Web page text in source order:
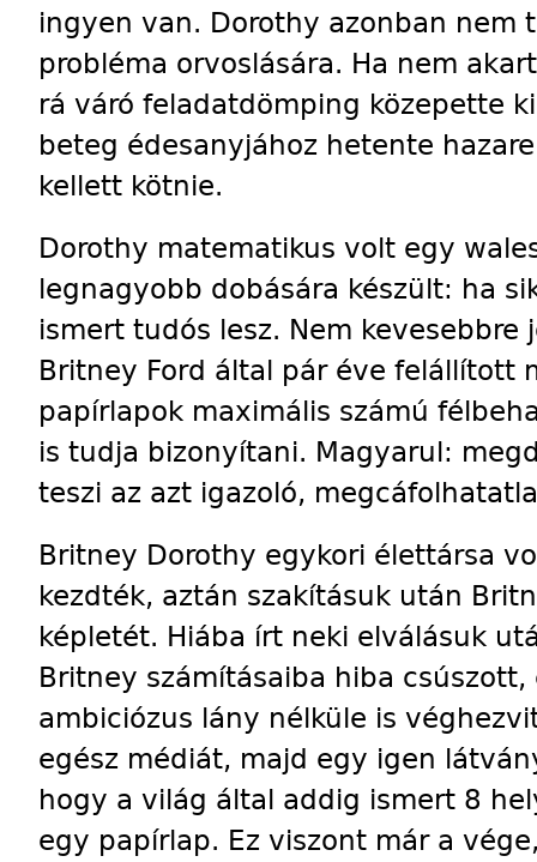
ingyen van. Dorothy azonban nem
probléma orvoslására. Ha nem
rá váró feladatdömping közepette
beteg édesanyjához hetente
kellett kötnie.
Dorothy matematikus volt egy
legnagyobb dobására készült: ha
ismert tudós lesz. Nem
Britney Ford által pár éve felállított
papírlapok maximális számú
is tudja bizonyítani. Magyarul:
teszi az azt igazoló,
Britney Dorothy egykori élettársa
kezdték, aztán szakításuk után
képletét. Hiába írt neki elválásuk
Britney számításaiba hiba csúszott,
ambiciózus lány nélküle is
egész médiát, majd egy igen
hogy a világ által addig ismert 8
egy papírlap. Ez viszont már a